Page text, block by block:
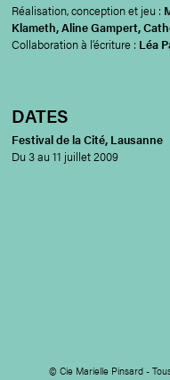
Réalisation, conception et jeu :
Klameth, Aline Gampert,
Collaboration à l’écriture : Léa
DATES
Festival de la Cité, Lausanne
Du 3 au 11 juillet 2009
© Cie Marielle Pinsard -